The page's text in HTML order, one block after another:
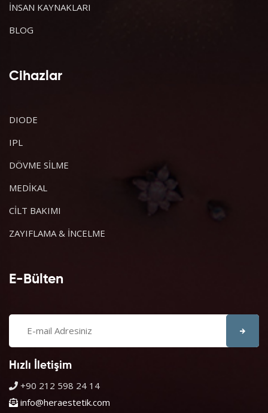
İNSAN KAYNAKLARI
BLOG
Cihazlar
DIODE
IPL
DÖVME SİLME
MEDİKAL
CİLT BAKIMI
ZAYIFLAMA & İNCELME
E-Bülten
Hızlı İletişim
+90 212 598 24 14
info@heraestetik.com